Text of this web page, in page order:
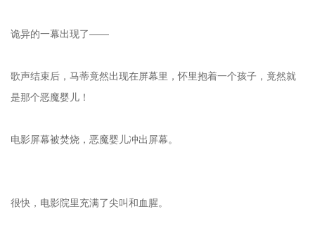
诡异的一幕出现了——
歌声结束后，马蒂竟然出现在屏幕里，怀里抱着一个孩子，竟然就
是那个恶魔婴儿！
电影屏幕被焚烧，恶魔婴儿冲出屏幕。
很快，电影院里充满了尖叫和血腥。